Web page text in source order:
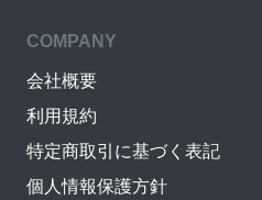
COMPANY
会社概要
利用規約
特定商取引に基づく表記
個人情報保護方針